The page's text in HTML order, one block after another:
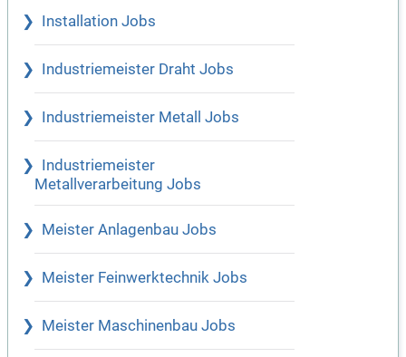
Installation Jobs
Industriemeister Draht Jobs
Industriemeister Metall Jobs
Industriemeister
Metallverarbeitung Jobs
Meister Anlagenbau Jobs
Meister Feinwerktechnik Jobs
Meister Maschinenbau Jobs